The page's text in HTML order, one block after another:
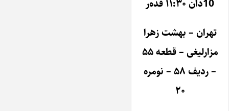
10دان ۱۱:۳۰ قده‌ر
تهران – بهشت زهرا
مزارلیغی – قطعه ۵۵
– ردیف ۵۸ – نومره
۲۰